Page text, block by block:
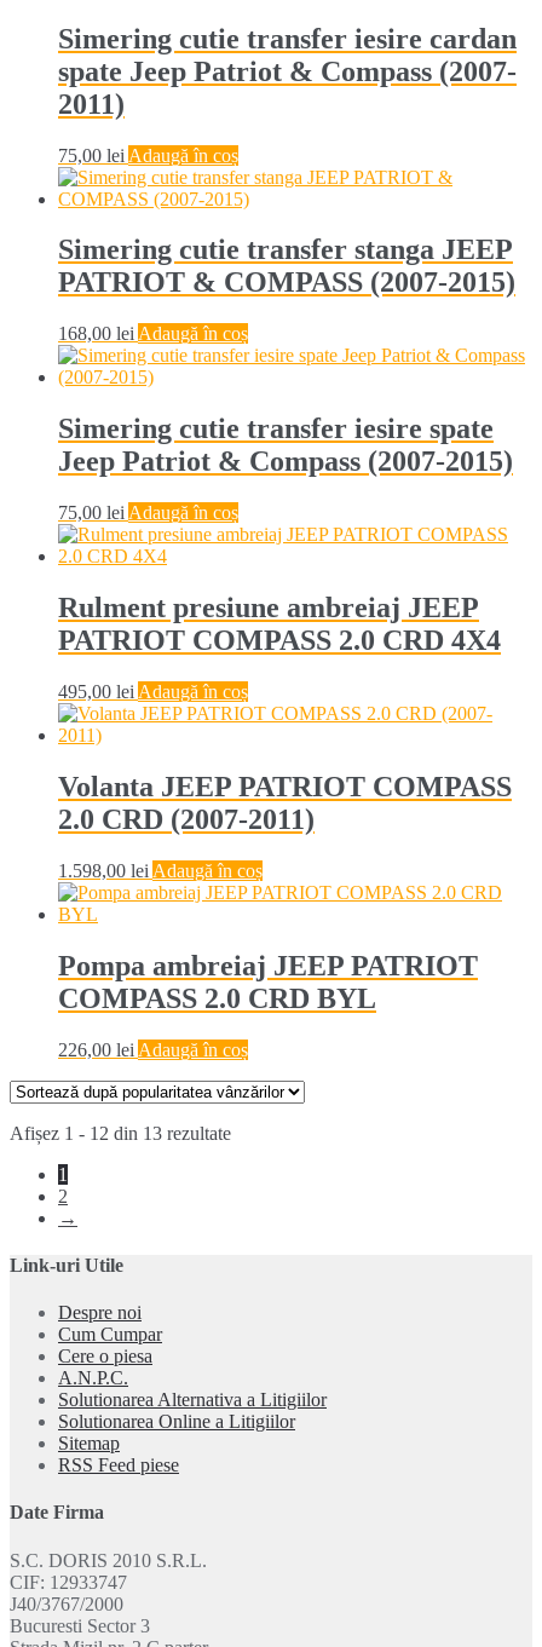
Simering cutie transfer iesire cardan
spate Jeep Patriot & Compass (2007-
2011)
75,00 lei Adaugă în coș
Simering cutie transfer stanga JEEP
PATRIOT & COMPASS (2007-2015)
168,00 lei Adaugă în coș
Simering cutie transfer iesire spate
Jeep Patriot & Compass (2007-2015)
75,00 lei Adaugă în coș
Rulment presiune ambreiaj JEEP
PATRIOT COMPASS 2.0 CRD 4X4
495,00 lei Adaugă în coș
Volanta JEEP PATRIOT COMPASS
2.0 CRD (2007-2011)
1.598,00 lei Adaugă în coș
Pompa ambreiaj JEEP PATRIOT
COMPASS 2.0 CRD BYL
226,00 lei Adaugă în coș
Afișez 1 - 12 din 13 rezultateSortat
1
2
→
Link-uri Utile
Despre noi
Cum Cumpar
Cere o piesa
A.N.P.C.
Solutionarea Alternativa a Litigiilor
Solutionarea Online a Litigiilor
Sitemap
RSS Feed piese
Date Firma
S.C. DORIS 2010 S.R.L.
CIF: 12933747
J40/3767/2000
Bucuresti Sector 3